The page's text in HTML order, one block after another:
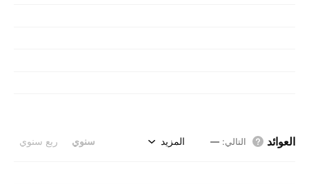
العوائد التالي:
— سنوي ربع سنوي المزيد